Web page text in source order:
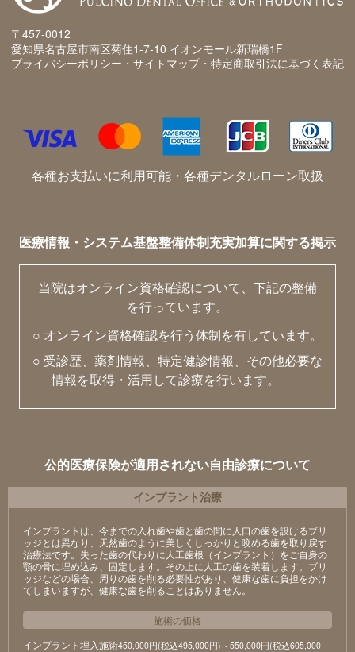
〒457-0012
愛知県名古屋市南区菊住1-7-10 イオンモール新瑞橋1F
プライバシーポリシー・サイトマップ・特定商取引法に基づく表記
各種お支払いに利用可能・各種デンタルローン取扱
医療情報・システム基盤整備体制充実加算に関する掲示
当院はオンライン資格確認について、下記の整備
を行っています。
○ オンライン資格確認を行う体制を有しています。
○ 受診歴、薬剤情報、特定健診情報、その他必要な
情報を取得・活用して診療を行います。
公的医療保険が適用されない自由診療について
インプラント治療
インプラントは、今までの入れ歯や歯と歯の間に人口の歯を設けるブリ
ッジとは異なり、天然歯のように美しくしっかりと咬める歯を取り戻す
治療法です。失った歯の代わりに人工歯根（インプラント）をご自身の
顎の骨に埋め込み、固定します。その上に人工の歯を装着します。ブリ
ッジなどの場合、周りの歯を削る必要性があり、健康な歯に負担をかけ
てしまいますが、健康な歯を削ることはありません。
施術の価格
インプラント埋入施術450,000円(税込495,000円)～550,000円(税込605,000